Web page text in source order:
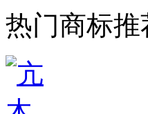
热门商标推